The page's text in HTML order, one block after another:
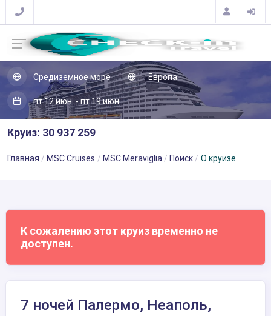
Средиземное море Европа
пт 12 июн. - пт 19 июн.
Круиз: 30 937 259
Главная MSC Cruises MSC Meraviglia Поиск О круизе
К сожалению этот круиз временно не
доступен.
7 ночей Палермо, Неаполь,